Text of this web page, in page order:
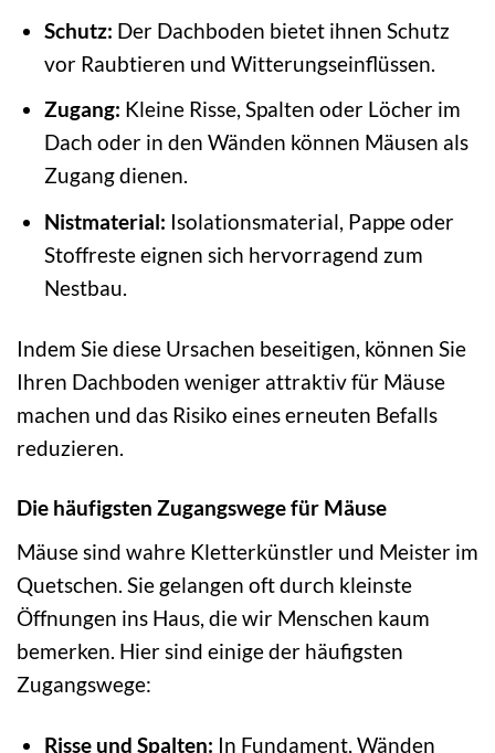
Schutz: Der Dachboden bietet ihnen Schutz
vor Raubtieren und Witterungseinflüssen.
Zugang: Kleine Risse, Spalten oder Löcher im
Dach oder in den Wänden können Mäusen als
Zugang dienen.
Nistmaterial: Isolationsmaterial, Pappe oder
Stoffreste eignen sich hervorragend zum
Nestbau.
Indem Sie diese Ursachen beseitigen, können Sie
Ihren Dachboden weniger attraktiv für Mäuse
machen und das Risiko eines erneuten Befalls
reduzieren.
Die häufigsten Zugangswege für Mäuse
Mäuse sind wahre Kletterkünstler und Meister im
Quetschen. Sie gelangen oft durch kleinste
Öffnungen ins Haus, die wir Menschen kaum
bemerken. Hier sind einige der häufigsten
Zugangswege:
Risse und Spalten: In Fundament, Wänden